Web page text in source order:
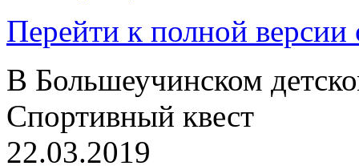
Перейти к полной версии
В Большеучинском
Спортивный квест
22.03.2019